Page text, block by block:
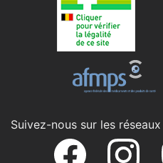
Suivez-nous sur les